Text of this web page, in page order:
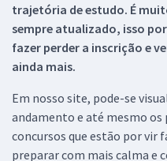
trajetória de estudo. É
sempre atualizado, isso
fazer perder a inscrição e
ainda mais.
Em nosso site, pode-se
andamento e até mesmo
concursos que estão por vir
preparar com mais calma e